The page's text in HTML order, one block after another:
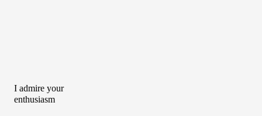
I admire your
enthusiasm